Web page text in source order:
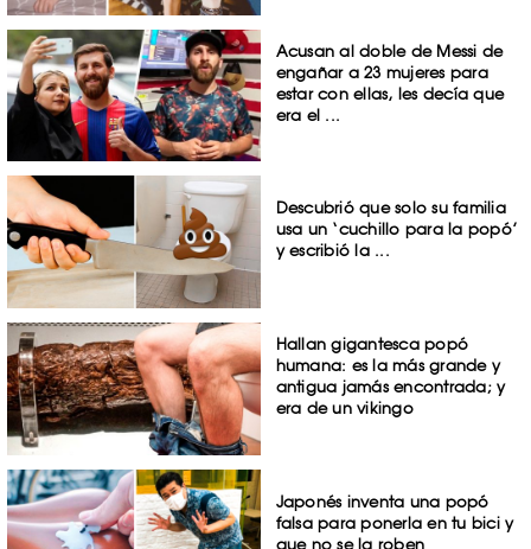
Acusan al doble de Messi de
engañar a 23 mujeres para
estar con ellas, les decía que
era el ...
Descubrió que solo su familia
usa un ‘cuchillo para la popó’
y escribió la ...
Hallan gigantesca popó
humana: es la más grande y
antigua jamás encontrada; y
era de un vikingo
Japonés inventa una popó
falsa para ponerla en tu bici y
que no se la roben